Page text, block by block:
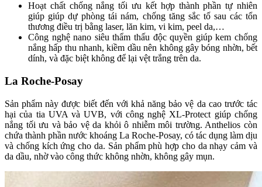
Hoạt chất chống nắng tối ưu kết hợp thành phần tự nhiên
giúp giúpdự phòng tái nám, chống tăng sắc tốsau các tổn
thương điều trị bằng laser, lăn kim, vi kim, peel da,…
Công nghệ nano siêu thẩm thấu độc quyền giúp kem chống
nắng hấp thu nhanh, kiềm dầu nên không gây bóng nhờn, bết
dính, và đặc biệt không để lại vệt trắng trên da.
La Roche-Posay
Sản phẩm này được biết đến với khả năng bảo vệ da cao trước tác
hại của tia UVA và UVB, với công nghệ XL-Protect giúp chống
nắng tối ưu và bảo vệ da khỏi ô nhiễm môi trường. Anthelios còn
chứa thành phần nước khoáng La Roche-Posay, có tác dụng làm dịu
và chống kích ứng cho da. Sản phẩm phù hợp cho da nhạy cảm và
da dầu, nhờ vào công thức không nhờn, không gây mụn.